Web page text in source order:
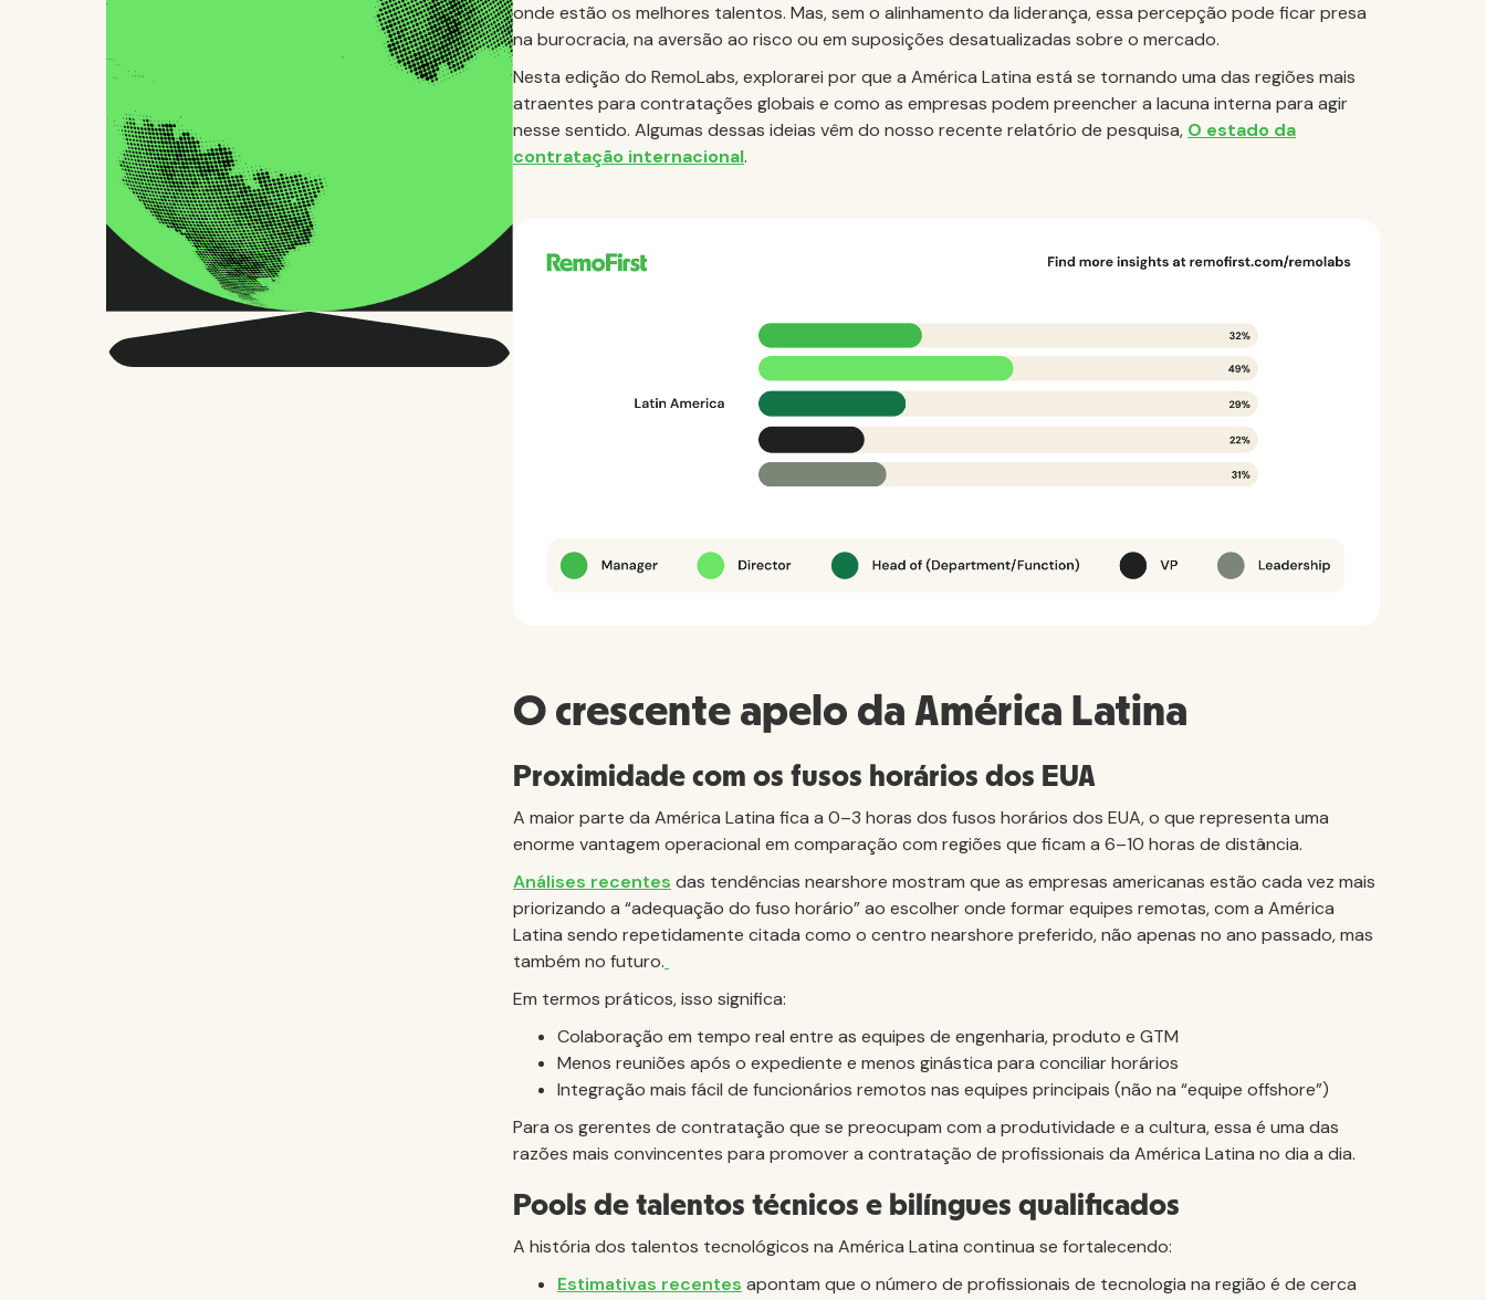
onde estão os melhores talentos. Mas, sem o alinhamento da liderança, essa percepção pode ficar presa
na burocracia, na aversão ao risco ou em suposições desatualizadas sobre o mercado.
Nesta edição do RemoLabs, explorarei por que a América Latina está se tornando uma das regiões mais
atraentes para contratações globais e como as empresas podem preencher a lacuna interna para agir
nesse sentido. Algumas dessas ideias vêm do nosso recente relatório de pesquisa, O estado da
contratação internacional.
O crescente apelo da América Latina
Proximidade com os fusos horários dos EUA
A maior parte da América Latina fica a 0–3 horas dos fusos horários dos EUA, o que representa uma
enorme vantagem operacional em comparação com regiões que ficam a 6–10 horas de distância.
Análises recentes das tendências nearshore mostram que as empresas americanas estão cada vez mais
priorizando a “adequação do fuso horário” ao escolher onde formar equipes remotas, com a América
Latina sendo repetidamente citada como o centro nearshore preferido, não apenas no ano passado, mas
também no futuro.
Em termos práticos, isso significa:
Colaboração em tempo real entre as equipes de engenharia, produto e GTM
Menos reuniões após o expediente e menos ginástica para conciliar horários
Integração mais fácil de funcionários remotos nas equipes principais (não na “equipe offshore”)
Para os gerentes de contratação que se preocupam com a produtividade e a cultura, essa é uma das
razões mais convincentes para promover a contratação de profissionais da América Latina no dia a dia.
Pools de talentos técnicos e bilíngues qualificados
A história dos talentos tecnológicos na América Latina continua se fortalecendo:
Estimativas recentes apontam que o número de profissionais de tecnologia na região é de cerca